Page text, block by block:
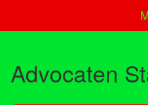
Advocaten